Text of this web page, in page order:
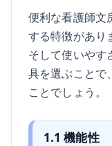
便利な看護師文
する特徴があり
そして使いやす
具を選ぶことで
ことでしょう。
1.1 機能性